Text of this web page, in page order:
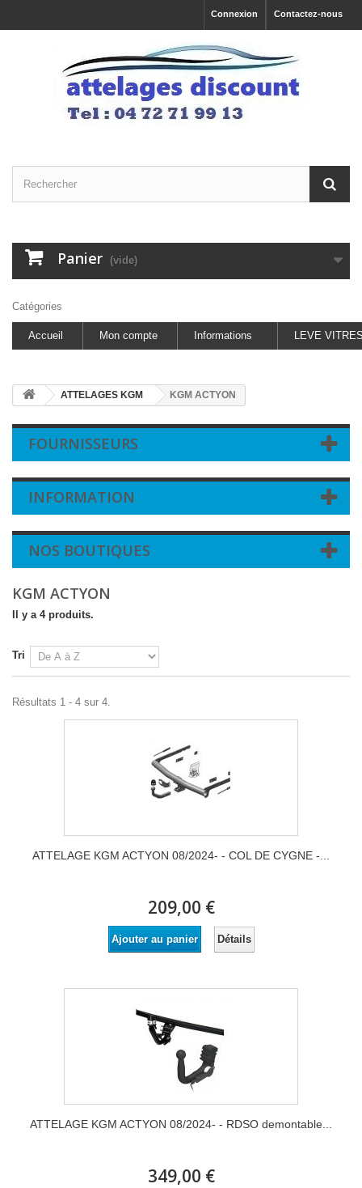
Contactez-nous
Connexion
Panier (vide)
Catégories
Accueil Mon compte Informations LEVE
ATTELAGES KGM KGM ACTYON
FOURNISSEURS
INFORMATION
NOS BOUTIQUES
KGM ACTYON
Il y a 4 produits.
Tri
Résultats 1 - 4 sur 4.
ATTELAGE KGM ACTYON 08/2024- - COL DE CYGNE -...
209,00 €
Ajouter au panier Détails
ATTELAGE KGM ACTYON 08/2024- - RDSO demontable...
349,00 €